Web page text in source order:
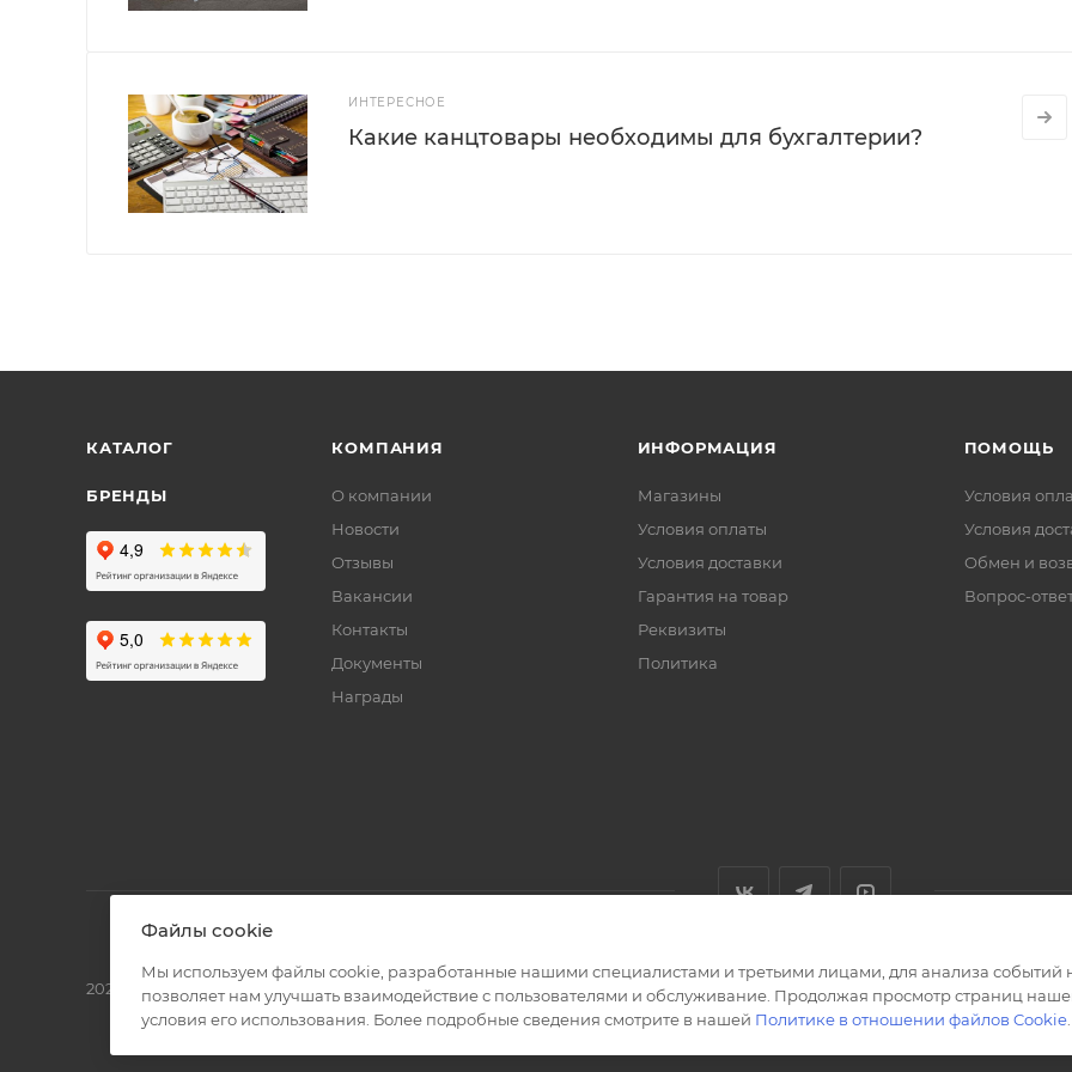
ИНТЕРЕСНОЕ
Какие канцтовары необходимы для бухгалтерии?
КАТАЛОГ
БРЕНДЫ
КОМПАНИЯ
О компании
Новости
Отзывы
Вакансии
Контакты
Документы
Награды
ИНФОРМАЦИЯ
Магазины
Условия оплаты
Условия доставки
Гарантия на товар
Реквизиты
Политика
ПОМОЩЬ
Условия
Условия
Обмен и
Вопрос-
2026 © Полиграф кит - интернет-магазин
Файлы cookie
Мы используем файлы cookie, разработанные нашими специалистами и третьими лицами, для анализа событий
позволяет нам улучшать взаимодействие с пользователями и обслуживание. Продолжая просмотр страниц
условия его использования. Более подробные сведения смотрите в нашей Политике в отношении файлов Cookie